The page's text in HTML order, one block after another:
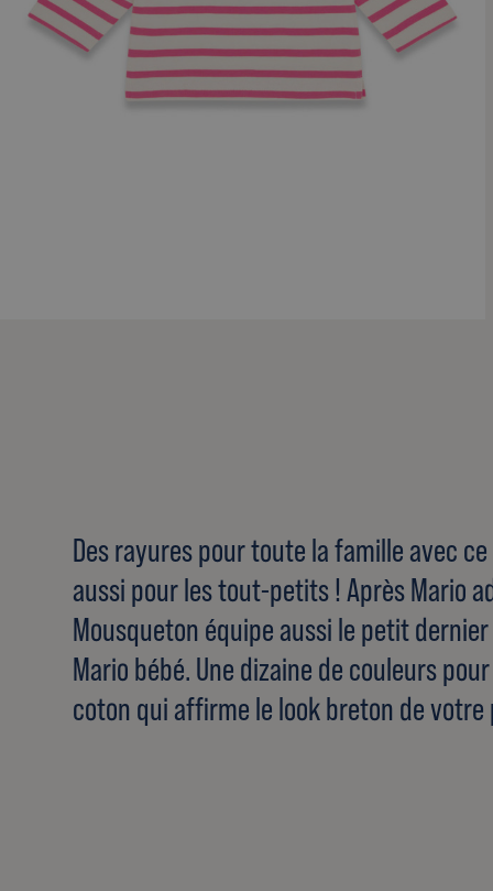
Des rayures pour toute la famille avec
aussi pour les tout-petits ! Après Mario
Mousqueton équipe aussi le petit
Mario bébé. Une dizaine de couleurs
coton qui affirme le look breton de